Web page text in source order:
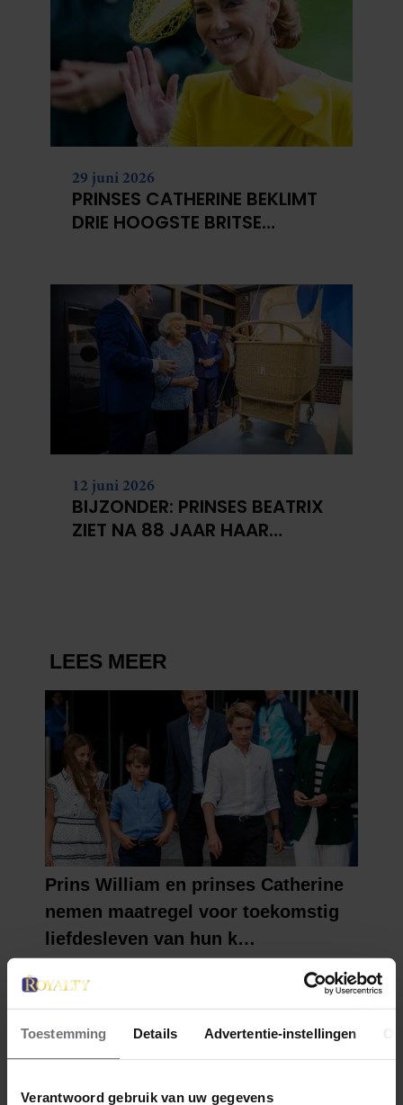
Toestemming Details Advertentie-instellingen
Verantwoord gebruik van uw gegevens
29 juni 2026
PRINSES CATHERINE BEKLIMT
DRIE HOOGSTE BRITSE
12 juni 2026
BIJZONDER: PRINSES BEATRIX
ZIET NA 88 JAAR HAAR